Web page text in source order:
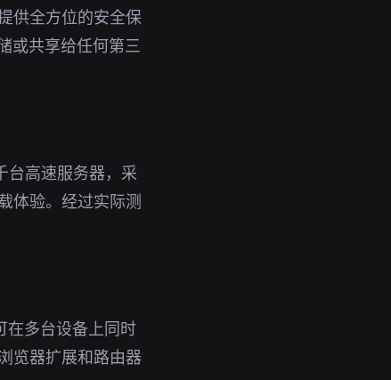
供全方位的安全保
或共享给任何第三
台高速服务器，采
体验。经过实际测
多台设备上同时
览器扩展和路由器